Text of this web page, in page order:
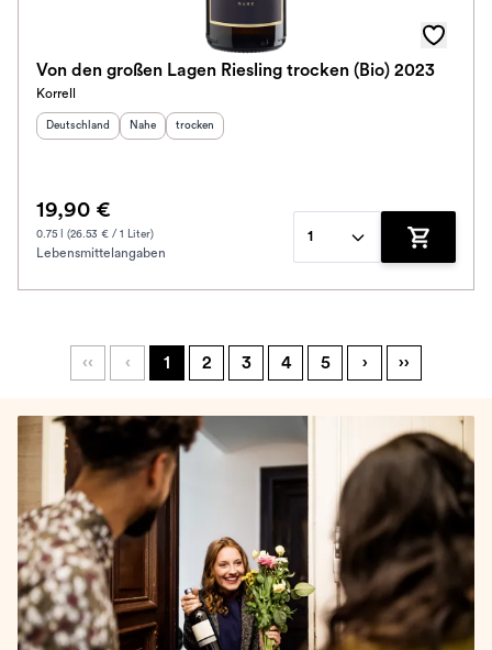
Von den großen Lagen Riesling trocken (Bio) 2023
Korrell
Herkunftsland
Deutschland Herkunftsregion:
Nahe Geschmack
trocken
19,90 €
0.75 l (26.53 € / 1 Liter)
Lebensmittelangaben
1
Zum
‹‹ ‹ 1 2 3 4 5 › ››